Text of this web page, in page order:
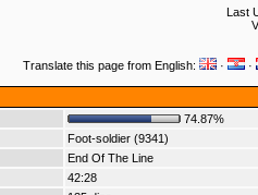
Last
Translate this page from English: · ·
74.87%
Foot-soldier (9341)
End Of The Line
42:28